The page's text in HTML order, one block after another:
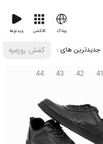
ویدئوها کالکشن وبلاگ
کفش روزمره : جدیدترین های
41
42
43
44